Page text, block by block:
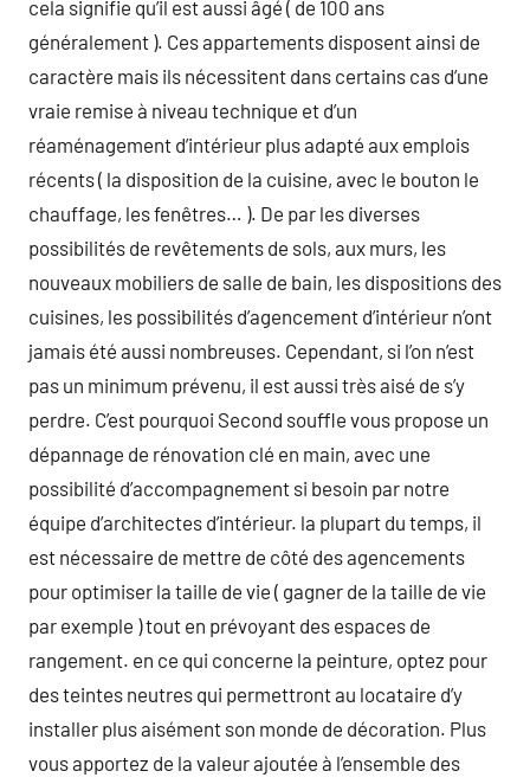
cela signifie qu’il est aussi âgé ( de 100 ans
généralement ). Ces appartements disposent ainsi de
caractère mais ils nécessitent dans certains cas d’une
vraie remise à niveau technique et d’un
réaménagement d’intérieur plus adapté aux emplois
récents ( la disposition de la cuisine, avec le bouton le
chauffage, les fenêtres… ). De par les diverses
possibilités de revêtements de sols, aux murs, les
nouveaux mobiliers de salle de bain, les dispositions des
cuisines, les possibilités d’agencement d’intérieur n’ont
jamais été aussi nombreuses. Cependant, si l’on n’est
pas un minimum prévenu, il est aussi très aisé de s’y
perdre. C’est pourquoi Second souffle vous propose un
dépannage de rénovation clé en main, avec une
possibilité d’accompagnement si besoin par notre
équipe d’architectes d’intérieur. la plupart du temps, il
est nécessaire de mettre de côté des agencements
pour optimiser la taille de vie ( gagner de la taille de vie
par exemple ) tout en prévoyant des espaces de
rangement. en ce qui concerne la peinture, optez pour
des teintes neutres qui permettront au locataire d’y
installer plus aisément son monde de décoration. Plus
vous apportez de la valeur ajoutée à l’ensemble des